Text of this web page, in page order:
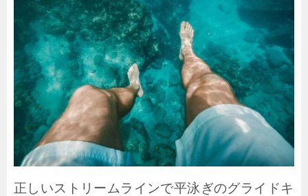
正しいストリームラインで平泳ぎのグライドキ